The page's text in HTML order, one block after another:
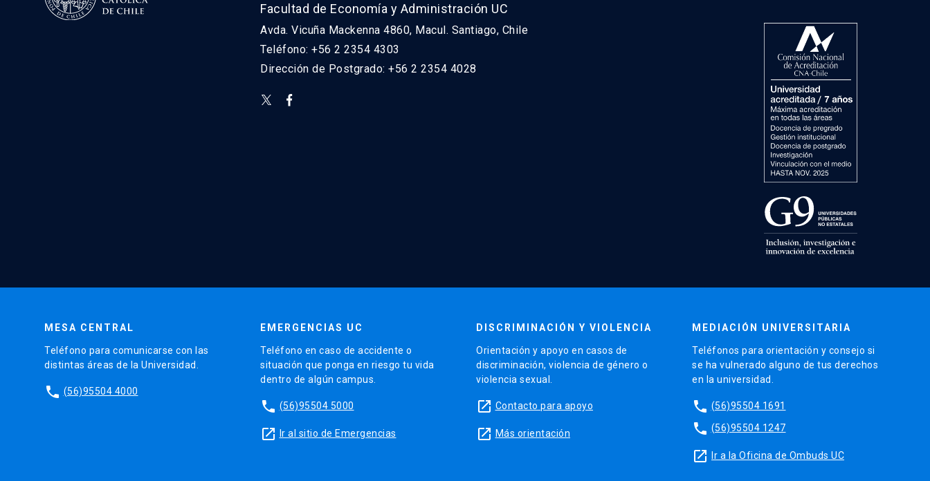
Facultad de Economía y Administración UC
Avda. Vicuña Mackenna 4860, Macul. Santiago, Chile
Teléfono: +56 2 2354 4303
Dirección de Postgrado: +56 2 2354 4028
MESA CENTRAL
Teléfono para comunicarse con las
distintas áreas de la Universidad.
phone (56)95504 4000
EMERGENCIAS UC
Teléfono en caso de accidente o
situación que ponga en riesgo tu vida
dentro de algún campus.
phone (56)95504 5000
launch Ir al sitio de Emergencias
DISCRIMINACIÓN Y VIOLENCIA
Orientación y apoyo en casos de
discriminación, violencia de género o
violencia sexual.
launch Contacto para apoyo
launch Más orientación
MEDIACIÓN UNIVERSITARIA
Teléfonos para orientación y consejo si
se ha vulnerado alguno de tus derechos
en la universidad.
phone (56)95504 1691
phone (56)95504 1247
launch Ir a la Oficina de Ombuds UC